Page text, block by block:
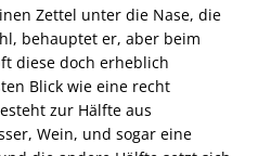
Zettel unter die Nase, die
behauptet er, aber beim
diese doch erheblich
Blick wie eine recht
zur Hälfte aus
Wein, und sogar eine